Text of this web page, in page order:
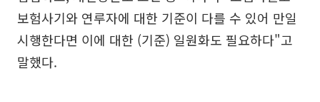
보험사기와 연루자에 대한 기준이 다를 수 있어 만일
시행한다면 이에 대한 (기준) 일원화도 필요하다"고
말했다.